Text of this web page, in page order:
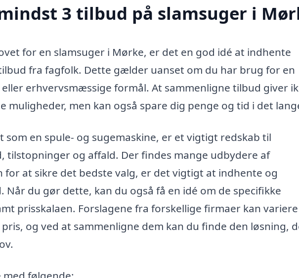
3 tilbud på slamsuger i
for en slamsuger i Mørke, er det en god idé at indhente
fra fagfolk. Dette gælder uanset om du har brug for en
erhvervsmæssige formål. At sammenligne tilbud giver
muligheder, men kan også spare dig penge og tid i det
som en spule- og sugemaskine, er et vigtigt redskab til
tilstopninger og affald. Der findes mange udbydere af
for at sikre det bedste valg, er det vigtigt at indhente og
Når du gør dette, kan du også få en idé om de specifikke
prisskalaen. Forslagene fra forskellige firmaer kan variere
og ved at sammenligne dem kan du finde den løsning,